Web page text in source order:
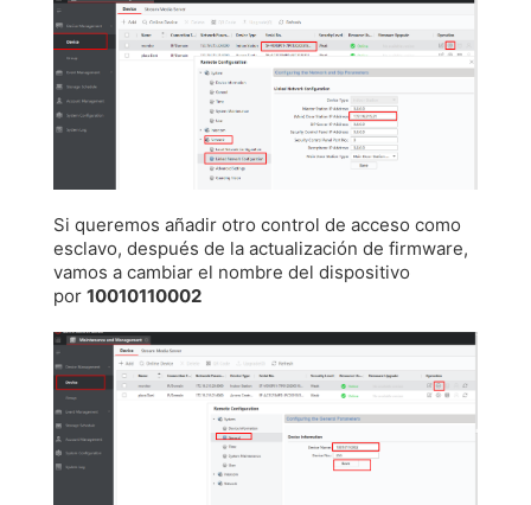
Si queremos añadir otro control de acceso como
esclavo, después de la actualización de firmware,
vamos a cambiar el nombre del dispositivo
por 10010110002